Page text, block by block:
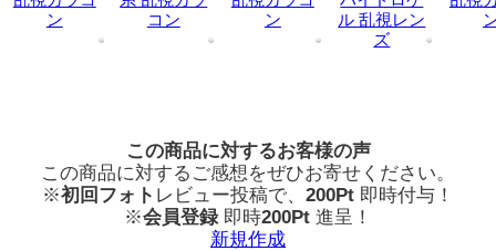
この商品に対するお客様の声
この商品に対するご感想をぜひお寄せください。
※初回フォト レビュー投稿で、 200Pt 即時付与！
※会員登録即時200Pt 進呈！
新規作成